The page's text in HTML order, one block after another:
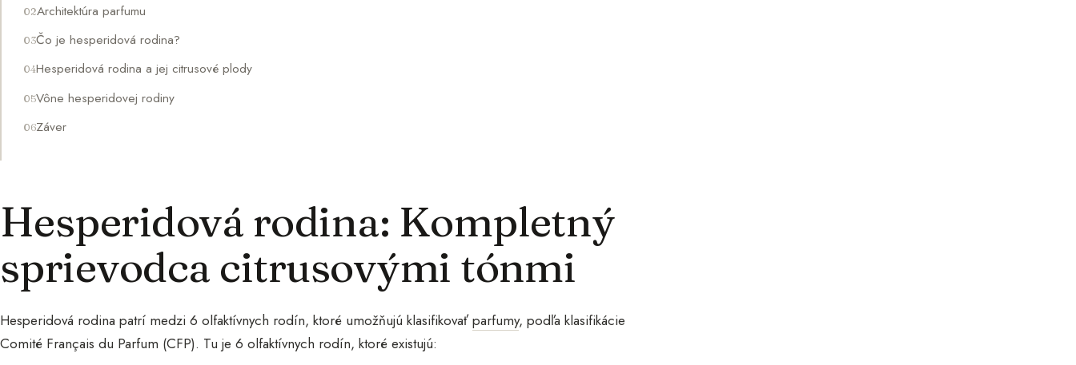
Architektúra parfumu
Čo je hesperidová rodina?
Hesperidová rodina a jej citrusové plody
Vône hesperidovej rodiny
Záver
Hesperidová rodina: Kompletný
sprievodca citrusovými tónmi
Hesperidová rodina patrí medzi 6 olfaktívnych rodín, ktoré umožňujú klasifikovať parfumy, podľa klasifikácie
Comité Français du Parfum (CFP). Tu je 6 olfaktívnych rodín, ktoré existujú: